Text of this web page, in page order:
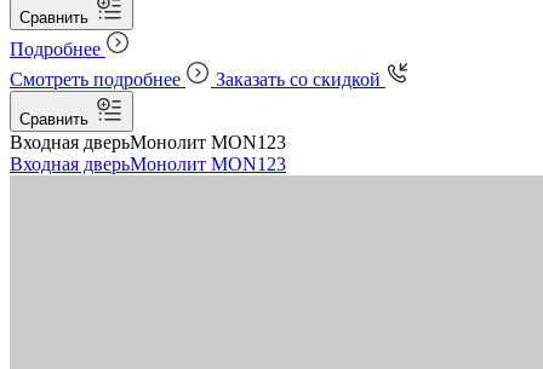
Сравнить
Подробнее
Смотреть подробнее
Заказать со скидкой
Сравнить
Входная дверьМонолит MON123
Входная дверьМонолит MON123